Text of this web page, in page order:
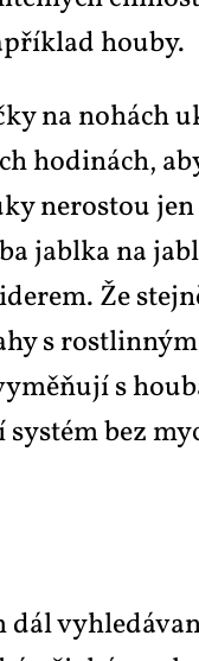
hou­by.
na
ho­di­nách,
ne­ros­tou
ja­bl­ka na
Že
s
s
bez